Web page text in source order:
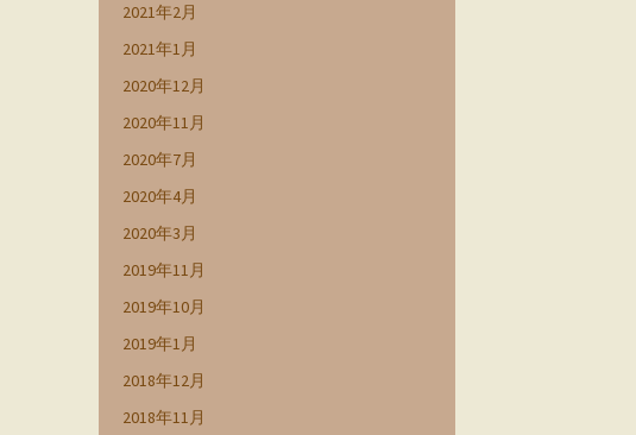
2021年2月
2021年1月
2020年12月
2020年11月
2020年7月
2020年4月
2020年3月
2019年11月
2019年10月
2019年1月
2018年12月
2018年11月